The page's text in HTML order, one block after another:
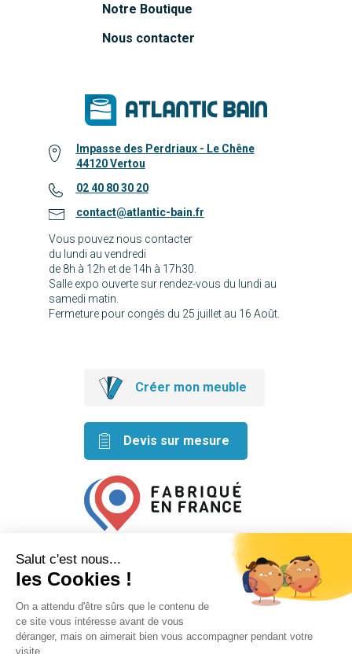
Notre Boutique
Nous contacter
Impasse des Perdriaux - Le Chêne
44120 Vertou
02 40 80 30 20
contact@atlantic-bain.fr
Vous pouvez nous contacter
du lundi au vendredi
de 8h à 12h et de 14h à 17h30.
Salle expo ouverte sur rendez-vous du lundi au
samedi matin.
Fermeture pour congés du 25 juillet au 16 Août.
Créer mon meuble
Devis sur mesure
Retrouvez nos idées créatives
sur les réseaux